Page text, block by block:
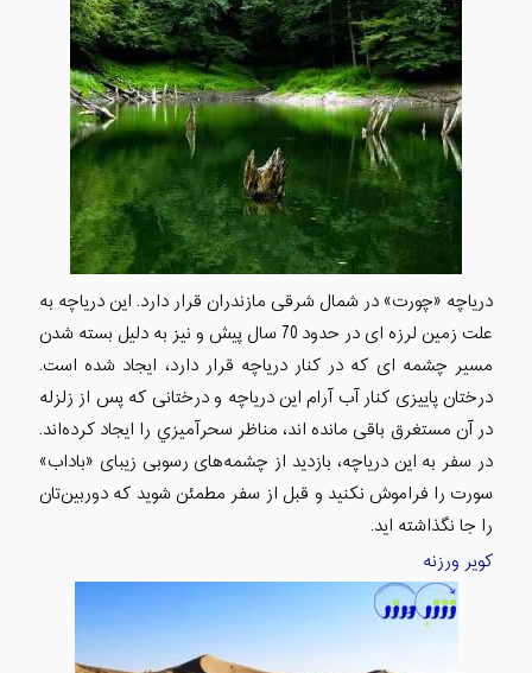
دریاچه «چورت» در شمال شرقی مازندران قرار دارد. این دریاچه به
علت زمین لرزه ای در حدود 70 سال پیش و نیز به دلیل بسته شدن
مسیر چشمه ای که در کنار دریاچه قرار دارد، ایجاد شده است.
درختان پاییزی کنار آب آرام این دریاچه و درختانی که پس از زلزله
در آن مستغرق باقی مانده اند، مناظر سحرآميزي را ایجاد کرده‌اند.
در سفر به این دریاچه، بازدید از چشمه‌های رسوبی زیبای «باداب»
سورت را فراموش نکنید و قبل از سفر مطمئن شوید که دوربین‌تان
را جا نگذاشته اید.
کویر ورزنه